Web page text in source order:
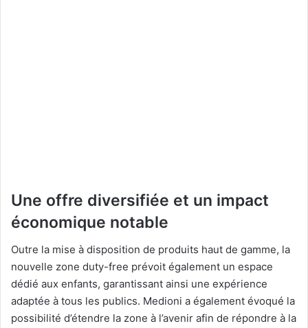
Une offre diversifiée et un impact
économique notable
Outre la mise à disposition de produits haut de gamme, la
nouvelle zone duty-free prévoit également un espace
dédié aux enfants, garantissant ainsi une expérience
adaptée à tous les publics. Medioni a également évoqué la
possibilité d’étendre la zone à l’avenir afin de répondre à la